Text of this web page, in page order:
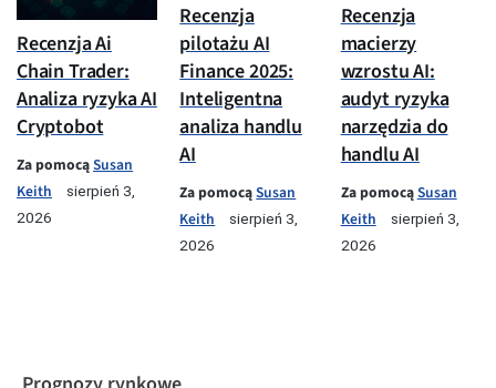
Recenzja Ai
Chain Trader:
Analiza ryzyka AI
Cryptobot
Za pomocąSusan
Keith
sierpień 3,
2026
Recenzja
pilotażu AI
Finance 2025:
Inteligentna
analiza handlu
AI
Za pomocąSusan
Keith
sierpień 3,
2026
Recenzja
macierzy
wzrostu AI:
audyt ryzyka
narzędzia do
handlu AI
Za pomocąSusan
Keith
sierpień 3,
2026